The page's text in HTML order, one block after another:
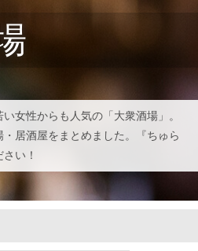
女性からも人気の「大衆酒場」。
居酒屋をまとめました。『ちゅら
い！